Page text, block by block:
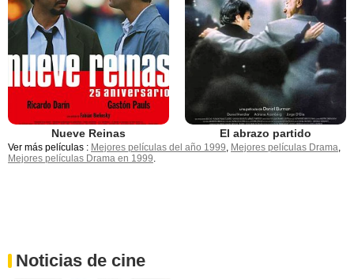
Nueve Reinas El abrazo partido
Ver más películas : Mejores películas del año 1999, Mejores películas Drama,
Mejores películas Drama en 1999.
Noticias de cine